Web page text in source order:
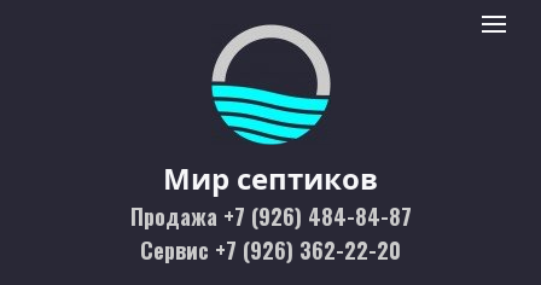
Мир септиков logo
Мир септиков
Продажа +7 (926) 484-84-87
Сервис +7 (926) 362-22-20
Toggle